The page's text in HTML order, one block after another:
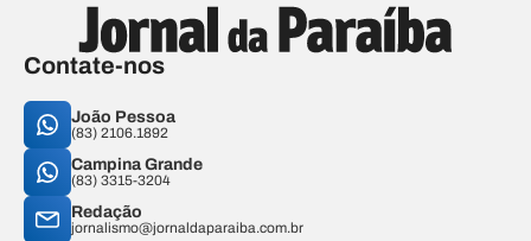
Contate-nos
João Pessoa
(83) 2106.1892
Campina Grande
(83) 3315-3204
Redação
jornalismo@jornaldaparaiba.com.br